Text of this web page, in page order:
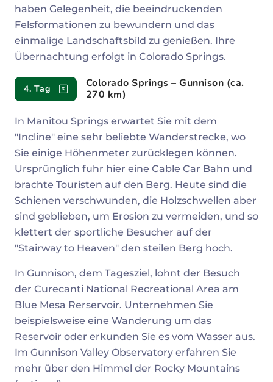
haben Gelegenheit, die beeindruckenden
Felsformationen zu bewundern und das
einmalige Landschaftsbild zu genießen. Ihre
Übernachtung erfolgt in Colorado Springs.
4. Tag
Colorado Springs – Gunnison (ca.
270 km)
In Manitou Springs erwartet Sie mit dem
"Incline" eine sehr beliebte Wanderstrecke, wo
Sie einige Höhenmeter zurücklegen können.
Ursprünglich fuhr hier eine Cable Car Bahn und
brachte Touristen auf den Berg. Heute sind die
Schienen verschwunden, die Holzschwellen aber
sind geblieben, um Erosion zu vermeiden, und so
klettert der sportliche Besucher auf der
"Stairway to Heaven" den steilen Berg hoch.
In Gunnison, dem Tagesziel, lohnt der Besuch
der Curecanti National Recreational Area am
Blue Mesa Rerservoir. Unternehmen Sie
beispielsweise eine Wanderung um das
Reservoir oder erkunden Sie es vom Wasser aus.
Im Gunnison Valley Observatory erfahren Sie
mehr über den Himmel der Rocky Mountains